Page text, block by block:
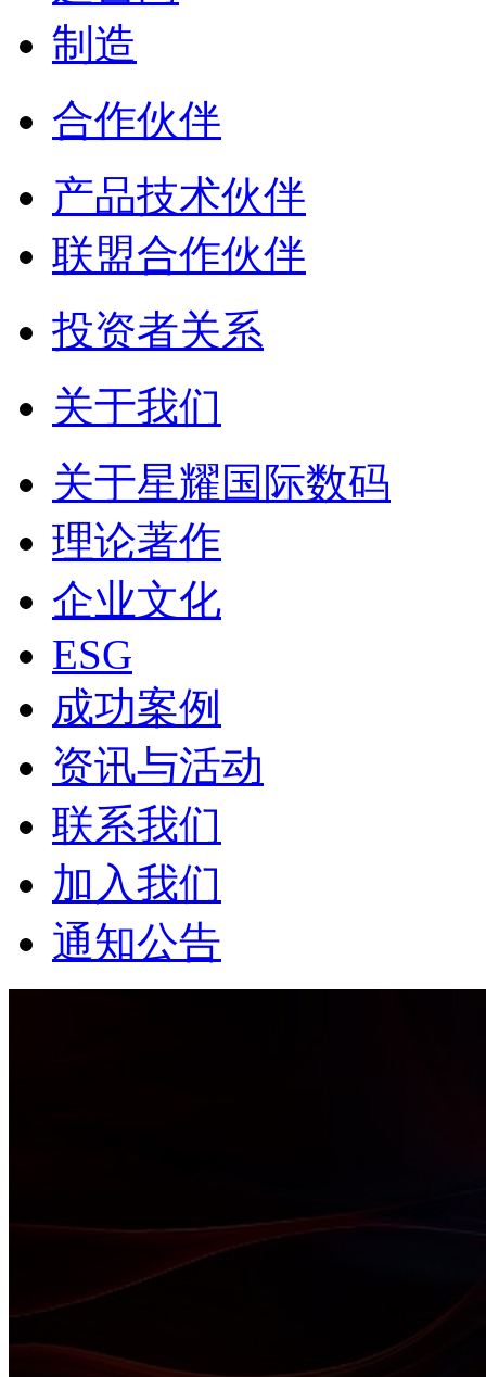
制造
合作伙伴
产品技术伙伴
联盟合作伙伴
投资者关系
关于我们
关于星耀国际数码
理论著作
企业文化
ESG
成功案例
资讯与活动
联系我们
加入我们
通知公告